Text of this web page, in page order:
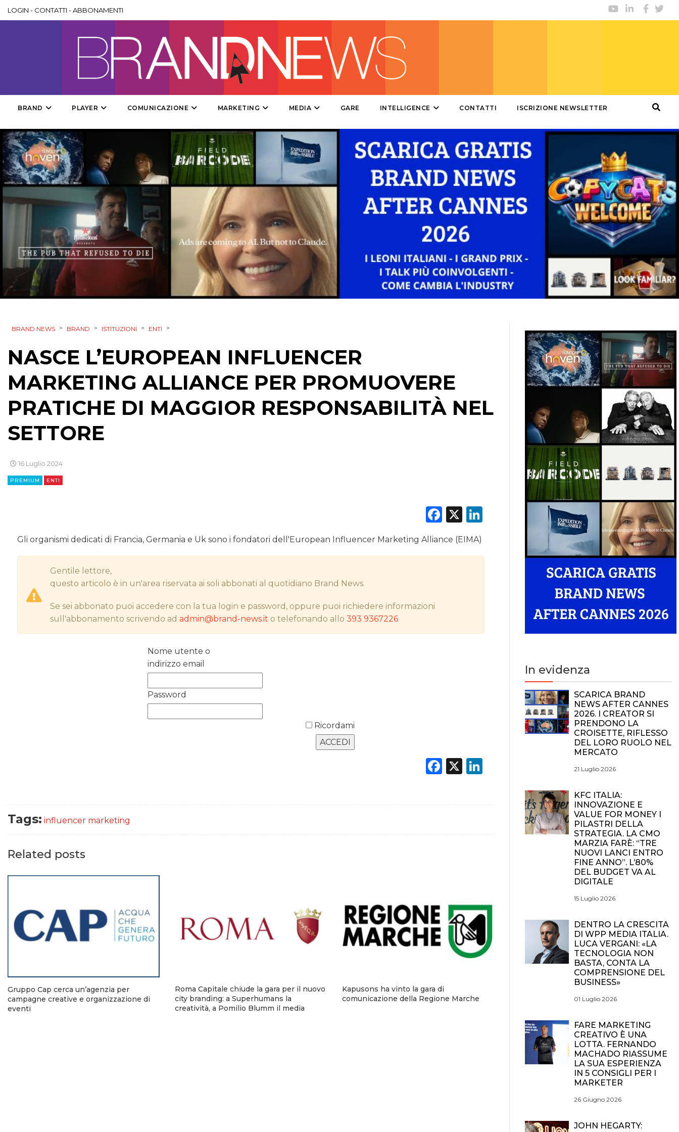
DESIGN
PUNTI VENDITA
CSR
STRATEGIE
CINEMA
CASE HISTORY
LOGIN - CONTATTI -ABBONAMENTI
BRAND PLAYER COMUNICAZIONE MARKETING MEDIA GARE INTELLIGENCE CONTATTI ISCRIZIONE NEWSLETTER
BRAND NEWS > BRAND > ISTITUZIONI > ENTI >
NASCE L’EUROPEAN INFLUENCER
MARKETING ALLIANCE PER PROMUOVERE
PRATICHE DI MAGGIOR RESPONSABILITÀ NEL
SETTORE
16 Luglio 2024
PREMIUM ENTI
Facebook
X LinkedIn
Gli organismi dedicati di Francia, Germania e Uk sono i fondatori dell'European Influencer Marketing Alliance (EIMA)
Gentile lettore,
questo articolo è in un'area riservata ai soli abbonati al quotidiano Brand News.
Se sei abbonato puoi accedere con la tua login e password, oppure puoi richiedere informazioni
sull'abbonamento scrivendo adadmin@brand-news.it o telefonando allo393 9367226
Nome utente o
indirizzo email
Password
Ricordami
Facebook
X LinkedIn
Tags: influencer marketing
Related posts
Gruppo Cap cerca un’agenzia per
campagne creative e organizzazione di
eventi
Roma Capitale chiude la gara per il nuovo
city branding: a Superhumans la
creatività, a Pomilio Blumm il media
Kapusons ha vinto la gara di
comunicazione della Regione Marche
In evidenza
SCARICA BRAND
NEWS AFTER CANNES
2026. I CREATOR SI
PRENDONO LA
CROISETTE, RIFLESSO
DEL LORO RUOLO NEL
MERCATO
21 Luglio 2026
KFC ITALIA:
INNOVAZIONE E
VALUE FOR MONEY I
PILASTRI DELLA
STRATEGIA. LA CMO
MARZIA FARÈ: “TRE
NUOVI LANCI ENTRO
FINE ANNO”. L’80%
DEL BUDGET VA AL
DIGITALE
15 Luglio 2026
DENTRO LA CRESCITA
DI WPP MEDIA ITALIA.
LUCA VERGANI: «LA
TECNOLOGIA NON
BASTA, CONTA LA
COMPRENSIONE DEL
BUSINESS»
01 Luglio 2026
FARE MARKETING
CREATIVO È UNA
LOTTA. FERNANDO
MACHADO RIASSUME
LA SUA ESPERIENZA
IN 5 CONSIGLI PER I
MARKETER
26 Giugno 2026
JOHN HEGARTY: